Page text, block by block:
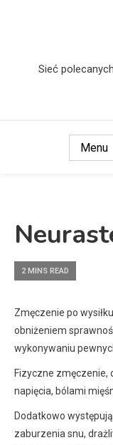
Sieć
Menu
2 MINS READ
Zmęczenie po
obniżeniem
wykonywaniu
Fizyczne zmęczenie,
napięcia, bólami
Dodatkowo
zaburzenia snu,